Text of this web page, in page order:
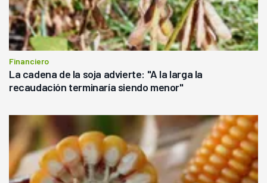
Financiero
La cadena de la soja advierte: "A la larga la
recaudación terminaría siendo menor"